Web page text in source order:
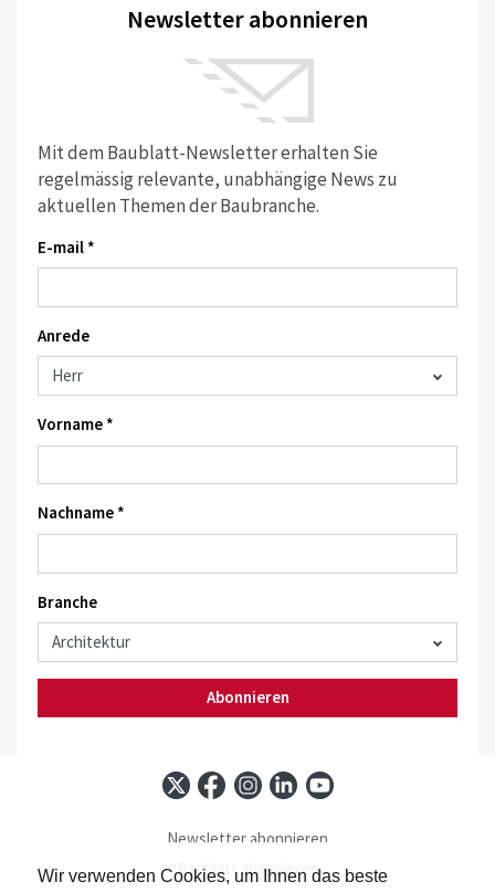
Wir verwenden Cookies, um Ihnen das beste
Newsletter abonnieren
Mit dem Baublatt-Newsletter erhalten Sie
regelmässig relevante, unabhängige News zu
aktuellen Themen der Baubranche.
E-mail *
Anrede
Vorname *
Nachname *
Branche
Abonnieren
Newsletter abonnieren
Baublatt abonnieren